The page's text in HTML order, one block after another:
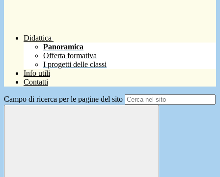
Didattica
Panoramica
Offerta formativa
I progetti delle classi
Info utili
Contatti
Campo di ricerca per le pagine del sito